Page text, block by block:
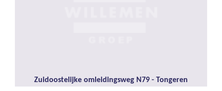
Zuidoostelijke omleidingsweg N79 - Tongeren